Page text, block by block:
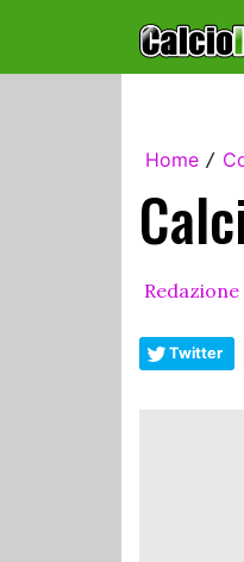
Home /
Redazione
Twitter